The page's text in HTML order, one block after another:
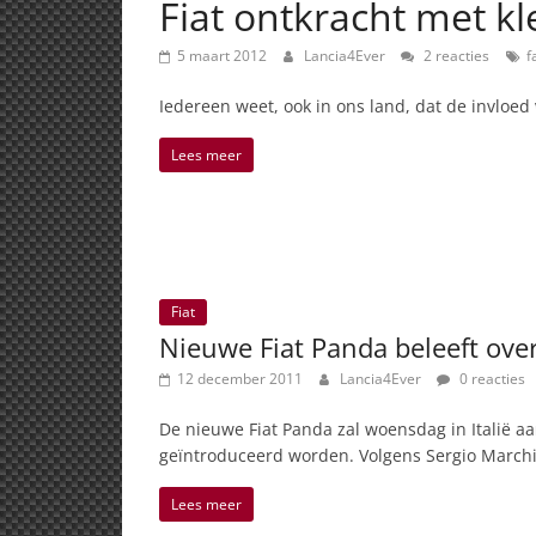
Fiat ontkracht met
5 maart 2012 Lancia4Ever 2 reacties
Iedereen weet, ook in ons land, dat de
Lees meer
Fiat
Nieuwe Fiat Panda beleeft
12 december 2011 Lancia4Ever 0 reacties
De nieuwe Fiat Panda zal woensdag in Italië
geïntroduceerd worden. Volgens Sergio
Lees meer